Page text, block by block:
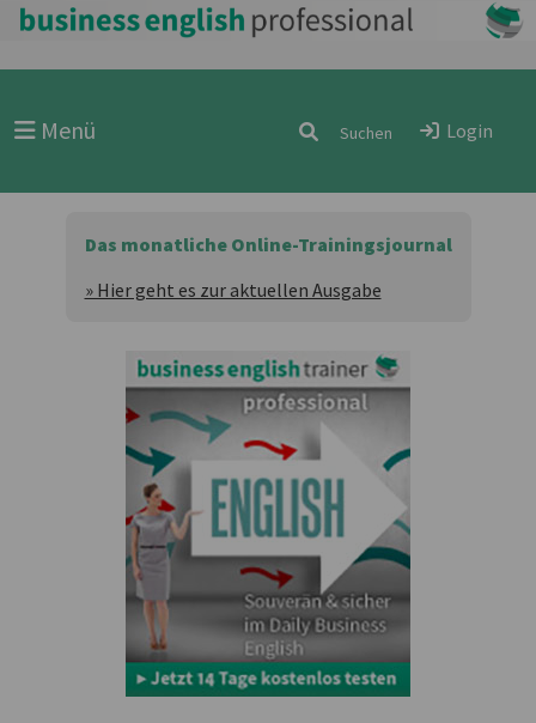
Menü Login
Das monatliche Online-Trainingsjournal
» Hier geht es zur aktuellen Ausgabe